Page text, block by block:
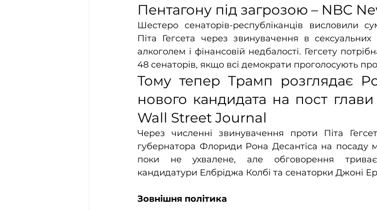
Пентагону під загрозою – NBC
Шестеро сенаторів-республіканців висловили
Піта Гегсета через звинувачення в
алкоголем і фінансовій недбалості. Гегсету
48 сенаторів, якщо всі демократи проголосують
Тому тепер Трамп розглядає
нового кандидата на пост
Wall Street Journal
Через численні звинувачення проти Піта
губернатора Флориди Рона Десантіса на посаду
поки не ухвалене, але обговорення
кандидатури Елбріджа Колбі та сенаторки Джоні
Зовнішня політика